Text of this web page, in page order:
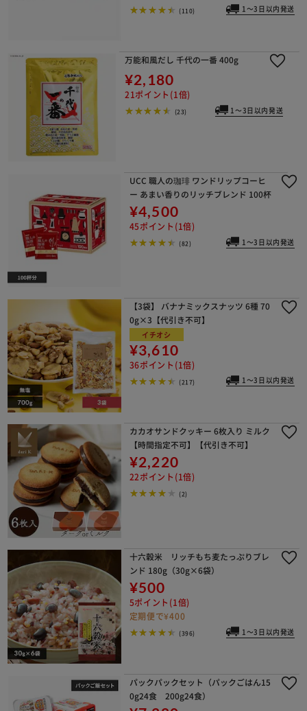
(110) 1～3日以内発送
万能和風だし 千代の一番 400g
¥2,180
21ポイント(1倍)
(23) 1～3日以内発送
UCC 職人の珈琲 ワンドリップコーヒ
ー あまい香りのリッチブレンド 100杯
¥4,500
45ポイント(1倍)
(82) 1～3日以内発送
【3袋】 バナナミックスナッツ 6種 70
0g×3【代引き不可】
イチオシ
¥3,610
36ポイント(1倍)
(217) 1～3日以内発送
カカオサンドクッキー 6枚入り ミルク
【時間指定不可】【代引き不可】
¥2,220
22ポイント(1倍)
(2)
十六穀米 リッチもち麦たっぷりブレ
ンド 180g（30g×6袋）
¥500
5ポイント(1倍)
定期便で¥400
(396) 1～3日以内発送
パックパックセット（パックごはん15
0g24食 200g24食）